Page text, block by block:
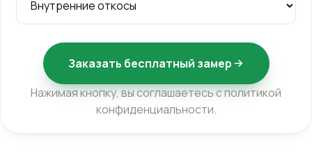
Заказать бесплатный замер
Нажимая кнопку, вы соглашаетесь сполитикой
конфиденциальности.